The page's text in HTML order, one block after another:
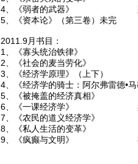
4、《弱者的武器》 斯
5、《资本论》（第三卷）未
2011.9月书目：
1、《寡头统治铁律》
2、《社会的麦当劳化》
3、《经济学原理》（上下
4、《经济学的骑士：阿尔弗雷德
5、《被掩盖的经济真相》
6、《一课经济学》 黑
7、《农民的道义经济学》
8、《私人生活的变革》
9、《疯癫与文明》